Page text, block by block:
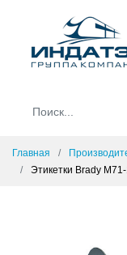
Главная
Этикетки Brady